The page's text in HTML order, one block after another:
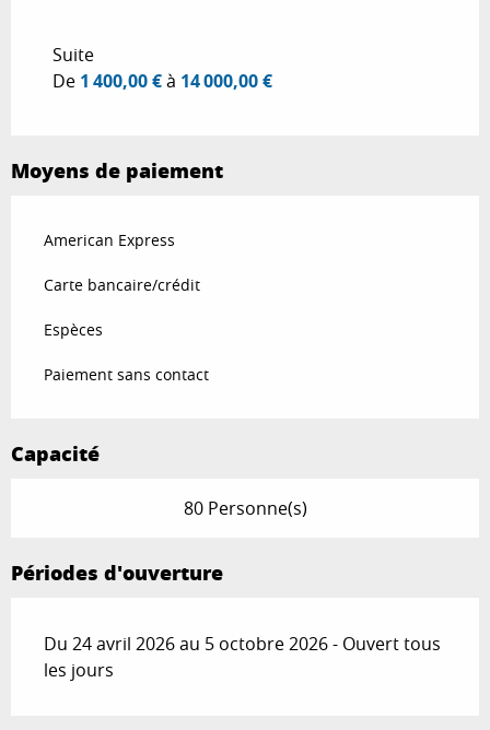
Du 8 mai 2026 au 7 juin 2026
8 juin 2026
Du
26 septembre 2026
Suite
De 1 400,00 €à 14 000,00 €
Moyens de paiement
American Express
Carte bancaire/crédit
Espèces
Paiement sans contact
Capacité
80 Personne(s)
Périodes d'ouverture
Du 24 avril 2026 au 5 octobre 2026 - Ouvert tous
les jours